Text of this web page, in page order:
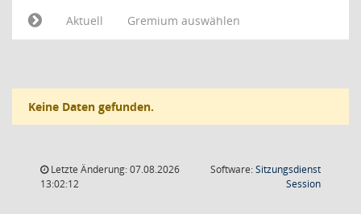
Aktuell
Gremium auswählen
Keine Daten gefunden.
Letzte Änderung: 07.08.2026
13:02:12
Software:Sitzungsdienst
Session(Wird in